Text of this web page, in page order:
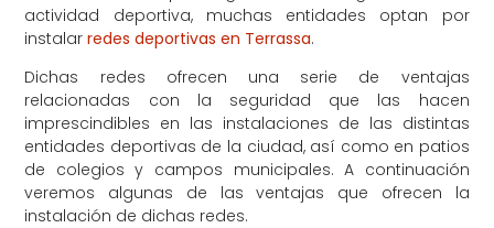
actividad deportiva, muchas entidades optan por
instalarredes deportivas en Terrassa.
Dichas redes ofrecen una serie de ventajas
relacionadas con la seguridad que las hacen
imprescindibles en las instalaciones de las distintas
entidades deportivas de la ciudad, así como en patios
de colegios y campos municipales. A continuación
veremos algunas de las ventajas que ofrecen la
instalación de dichas redes.